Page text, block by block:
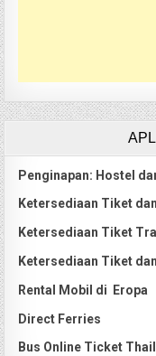
Penginapan: Hostel
Ketersediaan Tiket
Ketersediaan Tiket
Ketersediaan Tiket
Rental Mobil di Eropa
Direct Ferries
Bus Online Ticket